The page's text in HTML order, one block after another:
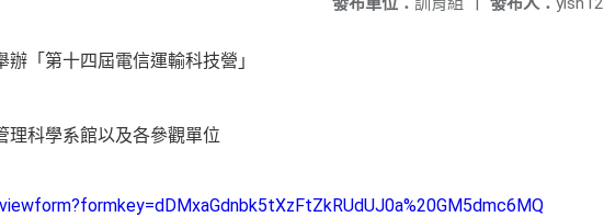
「第十四屆電信運輸科技營」
理科學系館以及各參觀單位